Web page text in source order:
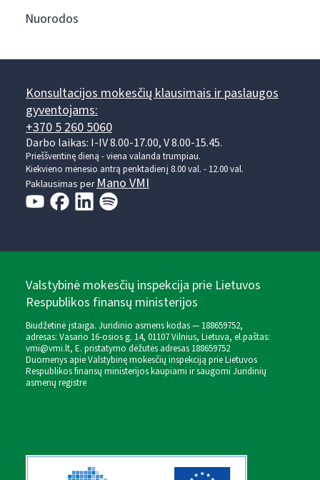
Nuorodos
Konsultacijos mokesčių klausimais ir paslaugos
gyventojams:
+370 5 260 5060
Darbo laikas: I-IV 8.00-17.00, V 8.00-15.45.
Prieššventinę dieną - viena valanda trumpiau.
Kiekvieno mėnesio antrą penktadienį 8.00 val. - 12.00 val.
Paklausimas per Mano VMI
Valstybinė mokesčių inspekcija prie Lietuvos
Respublikos finansų ministerijos
Biudžetinė įstaiga. Juridinio asmens kodas — 188659752,
adresas: Vasario 16-osios g. 14, 01107 Vilnius, Lietuva, el.paštas:
vmi@vmi.lt, E. pristatymo dėžutės adresas 188659752
Duomenys apie Valstybinę mokesčių inspekciją prie Lietuvos
Respublikos finansų ministerijos kaupiami ir saugomi Juridinių
asmenų registre